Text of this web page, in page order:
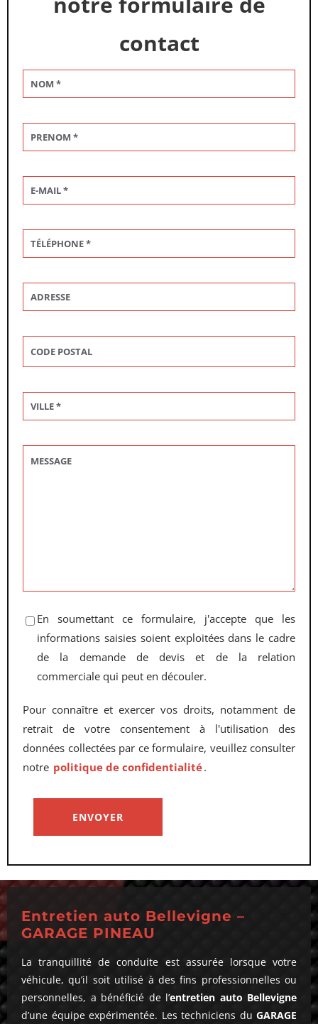
contact
En soumettant ce formulaire, j'accepte que les
informations saisies soient exploitées dans le cadre
de la demande de devis et de la relation
commerciale qui peut en découler.
Pour connaître et exercer vos droits, notamment de
retrait de votre consentement à l'utilisation des
données collectées par ce formulaire, veuillez consulter
notre politique de confidentialité.
Entretien auto Bellevigne –
GARAGE PINEAU
La tranquillité de conduite est assurée lorsque votre
véhicule, qu’il soit utilisé à des fins professionnelles ou
personnelles, a bénéficié de l’entretien auto Bellevigne
d’une équipe expérimentée. Les techniciens du GARAGE